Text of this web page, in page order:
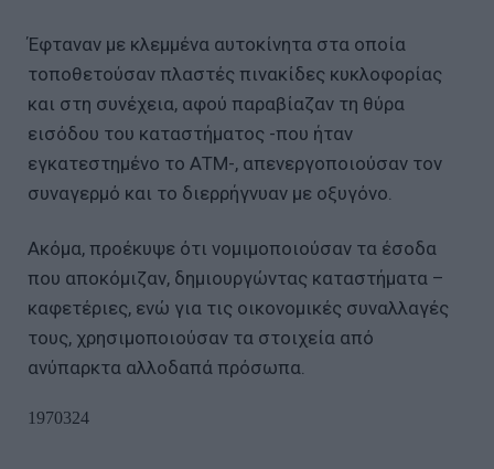
Έφταναν με κλεμμένα αυτοκίνητα στα οποία
τοποθετούσαν πλαστές πινακίδες κυκλοφορίας
και στη συνέχεια, αφού παραβίαζαν τη θύρα
εισόδου του καταστήματος -που ήταν
εγκατεστημένο το ΑΤΜ-, απενεργοποιούσαν τον
συναγερμό και το διερρήγνυαν με οξυγόνο.
Ακόμα, προέκυψε ότι νομιμοποιούσαν τα έσοδα
που αποκόμιζαν, δημιουργώντας καταστήματα –
καφετέριες, ενώ για τις οικονομικές συναλλαγές
τους, χρησιμοποιούσαν τα στοιχεία από
ανύπαρκτα αλλοδαπά πρόσωπα.